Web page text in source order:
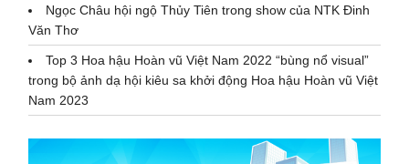
Ngọc Châu hội ngộ Thủy Tiên trong show của NTK Đinh
Văn Thơ
Top 3 Hoa hậu Hoàn vũ Việt Nam 2022 “bùng nổ visual”
trong bộ ảnh dạ hội kiêu sa khởi động Hoa hậu Hoàn vũ Việt
Nam 2023